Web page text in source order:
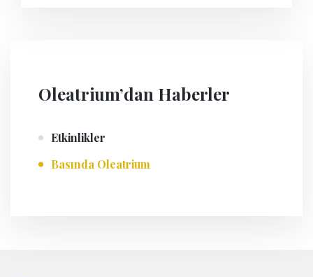
Oleatrium’dan Haberler
Etkinlikler
Basında Oleatrium